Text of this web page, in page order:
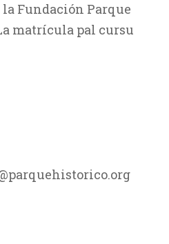
Fundación Parque
matrícula pal cursu